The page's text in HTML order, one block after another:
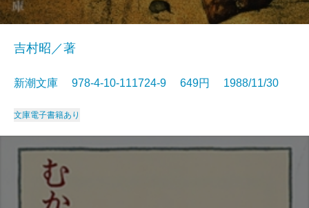
吉村昭／著
新潮文庫 978-4-10-111724-9 649円 1988/11/30
文庫電子書籍あり